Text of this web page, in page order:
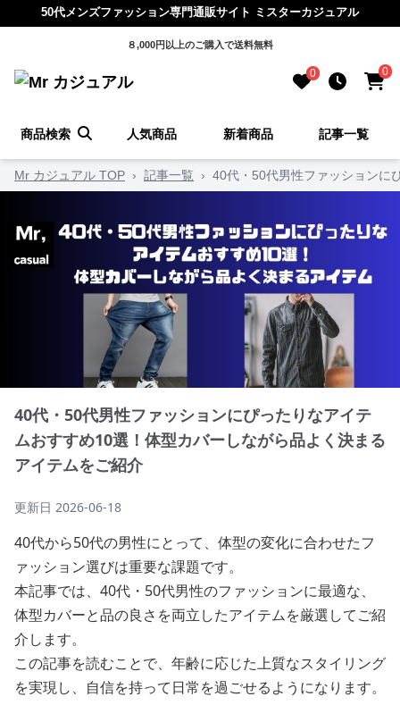
50代メンズファッション専門通販サイト ミスターカジュアル
８,000円以上のご購入で送料無料
0 0
商品検索 人気商品 新着商品 記事一覧
Mr カジュアル TOP › 記事一覧 › 40代・50代男性ファッションに
40代・50代男性ファッションにぴったりなアイテ
ムおすすめ10選！体型カバーしながら品よく決まる
アイテムをご紹介
更新日 2026-06-18
40代から50代の男性にとって、体型の変化に合わせたフ
ァッション選びは重要な課題です。
本記事では、40代・50代男性のファッションに最適な、
体型カバーと品の良さを両立したアイテムを厳選してご紹
介します。
この記事を読むことで、年齢に応じた上質なスタイリング
を実現し、自信を持って日常を過ごせるようになります。